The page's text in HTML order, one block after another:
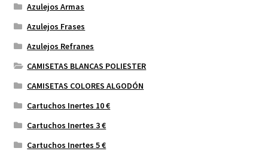
Azulejos Armas
Azulejos Frases
Azulejos Refranes
CAMISETAS BLANCAS POLIESTER
CAMISETAS COLORES ALGODÓN
Cartuchos Inertes 10 €
Cartuchos Inertes 3 €
Cartuchos Inertes 5 €